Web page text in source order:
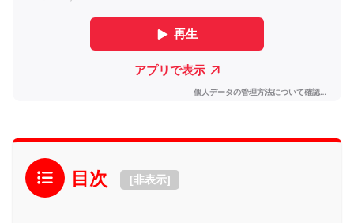
目次 [非表示]